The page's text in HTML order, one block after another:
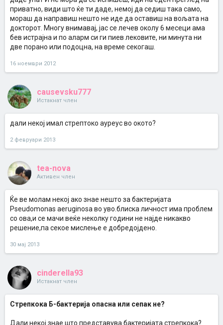
Фуролинот и биди многу трпелива со витамниве и чаевиве,
досадно е, но се исплати, и за имунитетот се разбира, барем
Ехинацеата земи ја како поефтин препарат.
приватно, види што ќе ти даде, немој да седиш така само,
мораш да направиш нешто не иде да оставиш на вољата на
докторот. Многу внимавај, јас се лечев околу 6 месеци ама
бев истрајна и по аларм си ги пиев лековите, ни минута ни
две порано или подоцна, на време секогаш.
16 ноември 2012
causevsku777
Истакнат член
дали некој имал стрептоко ауреус во окото?
2 февруари 2013
tea-nova
Активен член
Ќе ве молам некој ако знае нешто за бактеријата
Pseudomonas aeruginosa во уво.блиска личност има проблем
со ова,и се мачи веќе неколку години не најде никакво
решение,па секое мислење е добредојдено.
30 мај 2013
cinderella93
Истакнат член
Стрепкока Б-бактерија опасна или сепак не?
Дали некој знае што представува бактеријата стрепкока?